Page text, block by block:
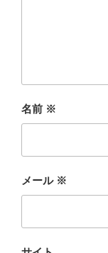
名前 ※
メール ※